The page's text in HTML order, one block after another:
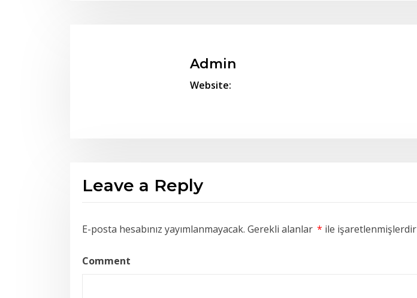
Admin
Website:
Leave a Reply
E-posta hesabınız yayımlanmayacak. Gerekli alanlar * ile işaretlenmişlerdir
Comment